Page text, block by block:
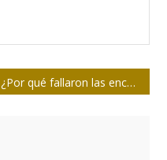
¿Por qué fallaron las encuestas en las elecciones de EEUU?